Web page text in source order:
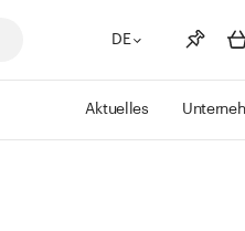
DE
Merkliste
Aktuelles